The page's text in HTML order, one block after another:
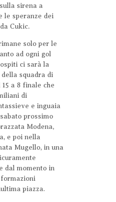
sirena a
le speranze dei
Cukic.
solo per le
ad ogni gol
ci sarà la
squadra di
a 8 finale che
di
e inguaia
prossimo
Modena,
e poi nella
Mugello, in una
dal momento in
piazza.